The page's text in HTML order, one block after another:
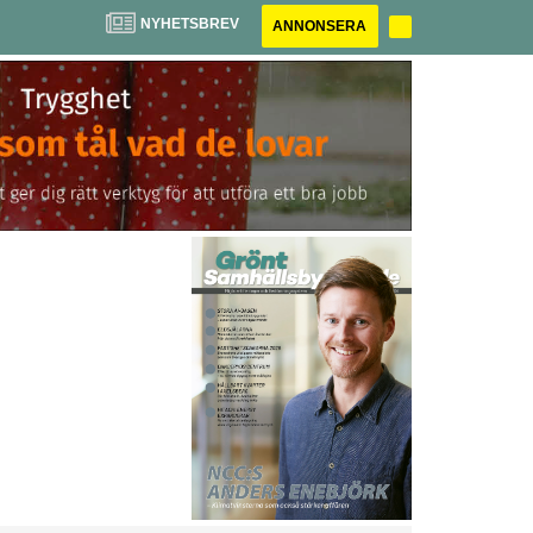
NYHETSBREV ANNONSERA